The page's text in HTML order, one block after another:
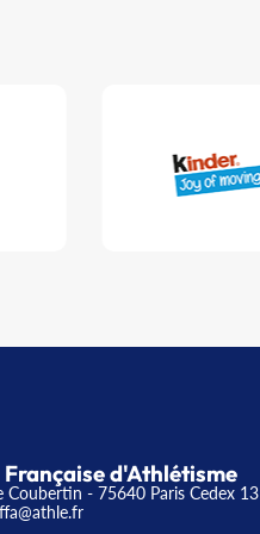
d'Athlétisme
Coubertin - 75640 Paris Cedex 13